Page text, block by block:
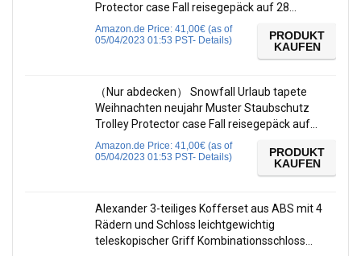
Protector case Fall reisegepäck auf 28…
Amazon.de Price: 41,00€ (as of
05/04/2023 01:53 PST- Details)
PRODUKT
KAUFEN
（Nur abdecken） Snowfall Urlaub tapete
Weihnachten neujahr Muster Staubschutz
Trolley Protector case Fall reisegepäck auf…
Amazon.de Price: 41,00€ (as of
05/04/2023 01:53 PST- Details)
PRODUKT
KAUFEN
Alexander 3-teiliges Kofferset aus ABS mit 4
Rädern und Schloss leichtgewichtig
teleskopischer Griff Kombinationsschloss…